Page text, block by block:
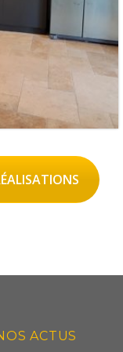
ACTUS
✨ TOUTE L’ÉQUIPE